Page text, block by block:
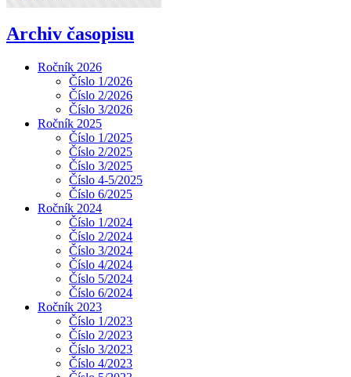
Archiv časopisu
Ročník 2026
Číslo 1/2026
Číslo 2/2026
Číslo 3/2026
Ročník 2025
Číslo 1/2025
Číslo 2/2025
Číslo 3/2025
Číslo 4-5/2025
Číslo 6/2025
Ročník 2024
Číslo 1/2024
Číslo 2/2024
Číslo 3/2024
Číslo 4/2024
Číslo 5/2024
Číslo 6/2024
Ročník 2023
Číslo 1/2023
Číslo 2/2023
Číslo 3/2023
Číslo 4/2023